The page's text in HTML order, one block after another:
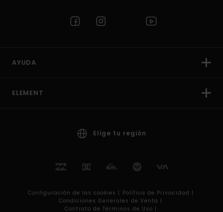
AYUDA
ELEMENT
Elige tu región
Configuración de las cookies | Política de Privacidad |
Condiciones Generales de Venta |
Contrato de Términos de Uso |